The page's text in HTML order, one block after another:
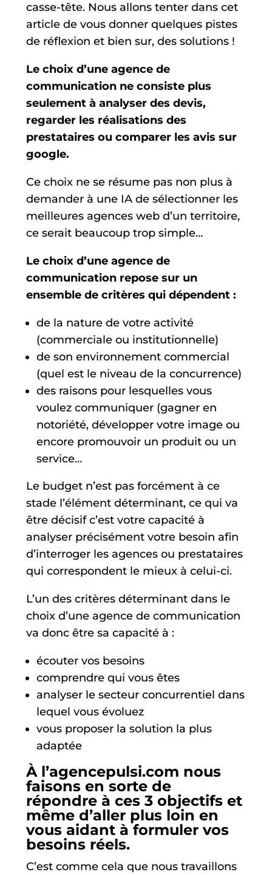
casse-tête. Nous allons tenter dans cet
article de vous donner quelques pistes
de réflexion et bien sur, des solutions !
Le choix d’une agence de
communication ne consiste plus
seulement à analyser des devis,
regarder les réalisations des
prestataires ou comparer les avis sur
google.
Ce choix ne se résume pas non plus à
demander à une IA de sélectionner les
meilleures agences web d’un territoire,
ce serait beaucoup trop simple…
Le choix d’une agence de
communication repose sur un
ensemble de critères qui dépendent :
de la nature de votre activité
(commerciale ou institutionnelle)
de son environnement commercial
(quel est le niveau de la concurrence)
des raisons pour lesquelles vous
voulez communiquer (gagner en
notoriété, développer votre image ou
encore promouvoir un produit ou un
service…
Le budget n’est pas forcément à ce
stade l’élément déterminant, ce qui va
être décisif c’est votre capacité à
analyser précisément votre besoin afin
d’interroger les agences ou prestataires
qui correspondent le mieux à celui-ci.
L’un des critères déterminant dans le
choix d’une agence de communication
va donc être sa capacité à :
écouter vos besoins
comprendre qui vous êtes
analyser le secteur concurrentiel dans
lequel vous évoluez
vous proposer la solution la plus
adaptée
À l’agencepulsi.com nous
faisons en sorte de
répondre à ces 3 objectifs et
même d’aller plus loin en
vous aidant à formuler vos
besoins réels.
C’est comme cela que nous travaillons